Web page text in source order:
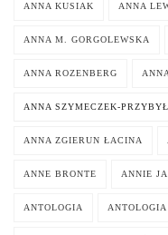
ANNA KUSIAK ANNA
ANNA M. GORGOLEWSKA
ANNA ROZENBERG
ANNA SZYMECZEK-
ANNA ZGIERUN ŁACINA
ANNE BRONTE ANNIE
ANTOLOGIA